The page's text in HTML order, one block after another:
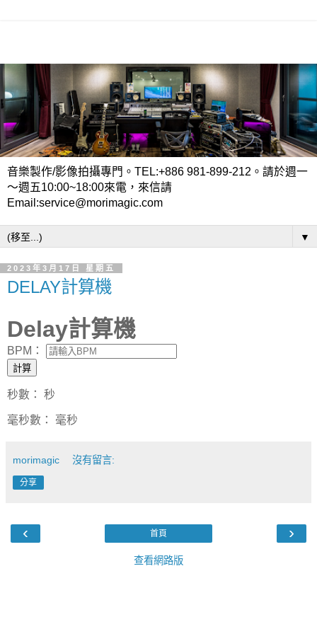
音樂製作/影像拍攝專門。TEL:+886 981-899-212。請於週一
～週五10:00~18:00來電，來信請
Email:service@morimagic.com
▼
2023年3月17日 星期五
DELAY計算機
Delay計算機
BPM：
計算
秒數： 秒
毫秒數： 毫秒
morimagic 沒有留言:
分享
‹ ›
首頁
查看網路版